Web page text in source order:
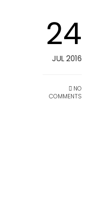
24
JUL 2016
NO
COMMENTS